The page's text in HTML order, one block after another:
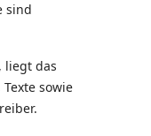
sind
liegt das
sowie